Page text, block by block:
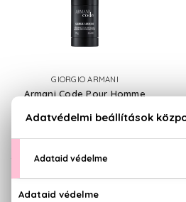
GIORGIO ARMANI
Armani Code Pour Homme
75 ml
7.900 Ft